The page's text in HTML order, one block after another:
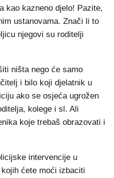
kao kazneno djelo! Pazite,
ustanovama. Znači li to
njegovi su roditelji
ništa nego će samo
i bilo koji djelatnik u
ako se osjeća ugrožen
kolege i sl. Ali
koje trebaš obrazovati i
intervencije u
ćete moći izbaciti